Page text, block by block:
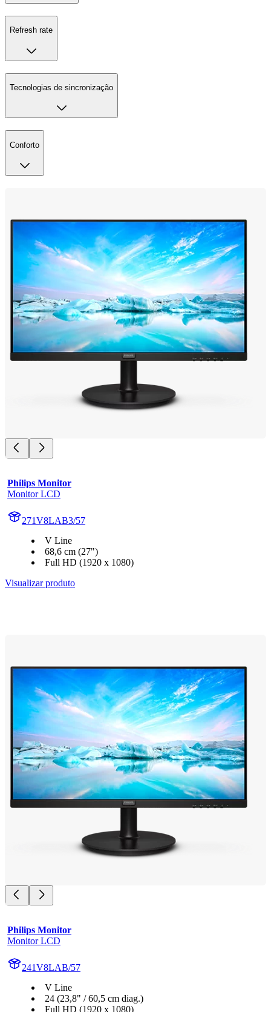
Refresh rate
Tecnologias de sincronização
Conforto
Philips Monitor
Monitor LCD
271V8LAB3/57
V Line
68,6 cm (27")
Full HD (1920 x 1080)
Visualizar produto
Philips Monitor
Monitor LCD
241V8LAB/57
V Line
24 (23,8" / 60,5 cm diag.)
Full HD (1920 x 1080)